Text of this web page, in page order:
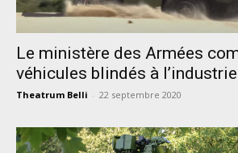
Le ministère des Armées
véhicules blindés à
Theatrum Belli - 22 septembre 2020